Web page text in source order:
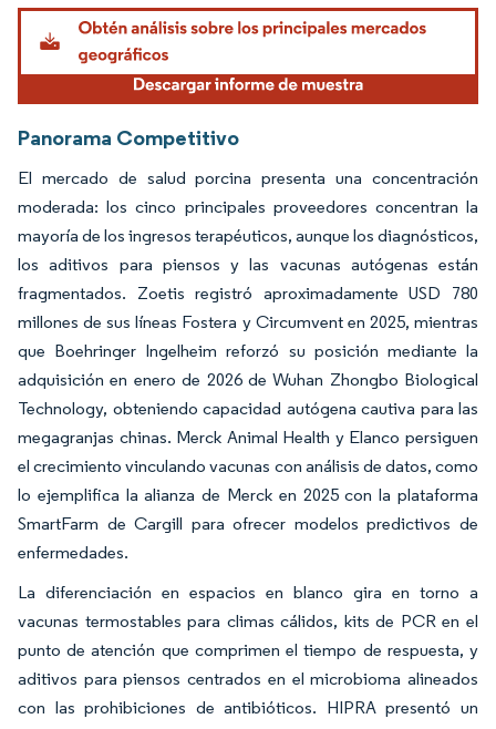
Imagen © Mordor Intelligence. El uso requiere atribución según CC BY 4.0.
Panorama Competitivo
El mercado de salud porcina presenta una concentración
moderada: los cinco principales proveedores concentran la
mayoría de los ingresos terapéuticos, aunque los diagnósticos,
los aditivos para piensos y las vacunas autógenas están
fragmentados. Zoetis registró aproximadamente USD 780
millones de sus líneas Fostera y Circumvent en 2025, mientras
que Boehringer Ingelheim reforzó su posición mediante la
adquisición en enero de 2026 de Wuhan Zhongbo Biological
Technology, obteniendo capacidad autógena cautiva para las
megagranjas chinas. Merck Animal Health y Elanco persiguen
el crecimiento vinculando vacunas con análisis de datos, como
lo ejemplifica la alianza de Merck en 2025 con la plataforma
SmartFarm de Cargill para ofrecer modelos predictivos de
enfermedades.
La diferenciación en espacios en blanco gira en torno a
vacunas termostables para climas cálidos, kits de PCR en el
punto de atención que comprimen el tiempo de respuesta, y
aditivos para piensos centrados en el microbioma alineados
con las prohibiciones de antibióticos. HIPRA presentó un